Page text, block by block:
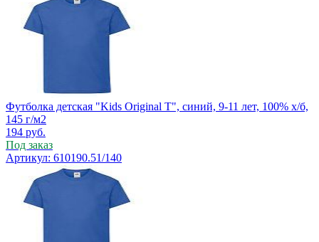
Футболка детская "Kids Original T", синий, 9-11 лет, 100% х/б,
145 г/м2
194 руб.
Под заказ
Артикул: 610190.51/140